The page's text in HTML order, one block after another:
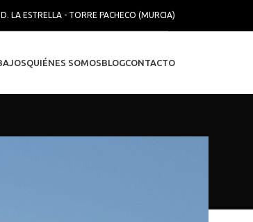
LA ESTRELLA - TORRE PACHECO (MURCIA)
QUIÉNES SOMOSBLOGCONTACTO